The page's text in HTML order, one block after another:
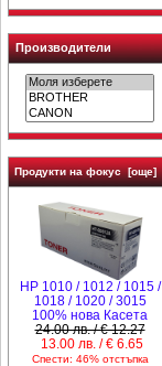
Производители
Продукти на фокус [още]
НР 1010 / 1012 / 1015 /
1018 / 1020 / 3015
100% нова Касета
24.00 лв. / € 12.27
13.00 лв. / € 6.65
Спести: 46% отстъпка